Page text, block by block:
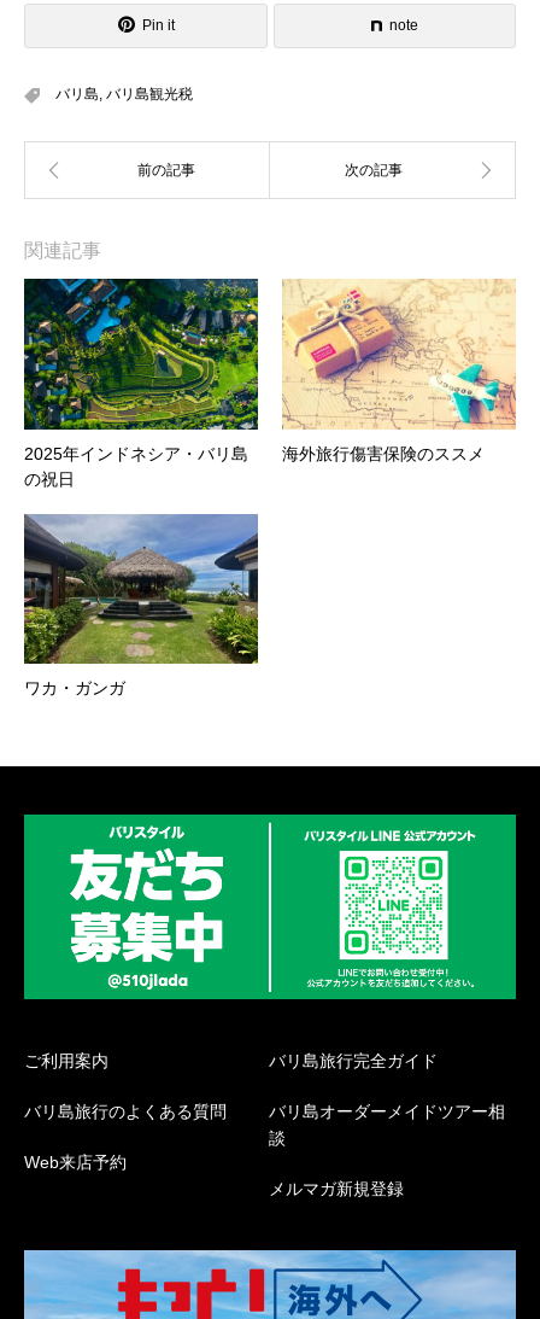
Pin it note
バリ島, バリ島観光税
関連記事
2025年インドネシア・バリ島
の祝日
海外旅行傷害保険のススメ
ワカ・ガンガ
ご利用案内
バリ島旅行のよくある質問
Web来店予約
バリ島旅行完全ガイド
バリ島オーダーメイドツアー相
談
メルマガ新規登録